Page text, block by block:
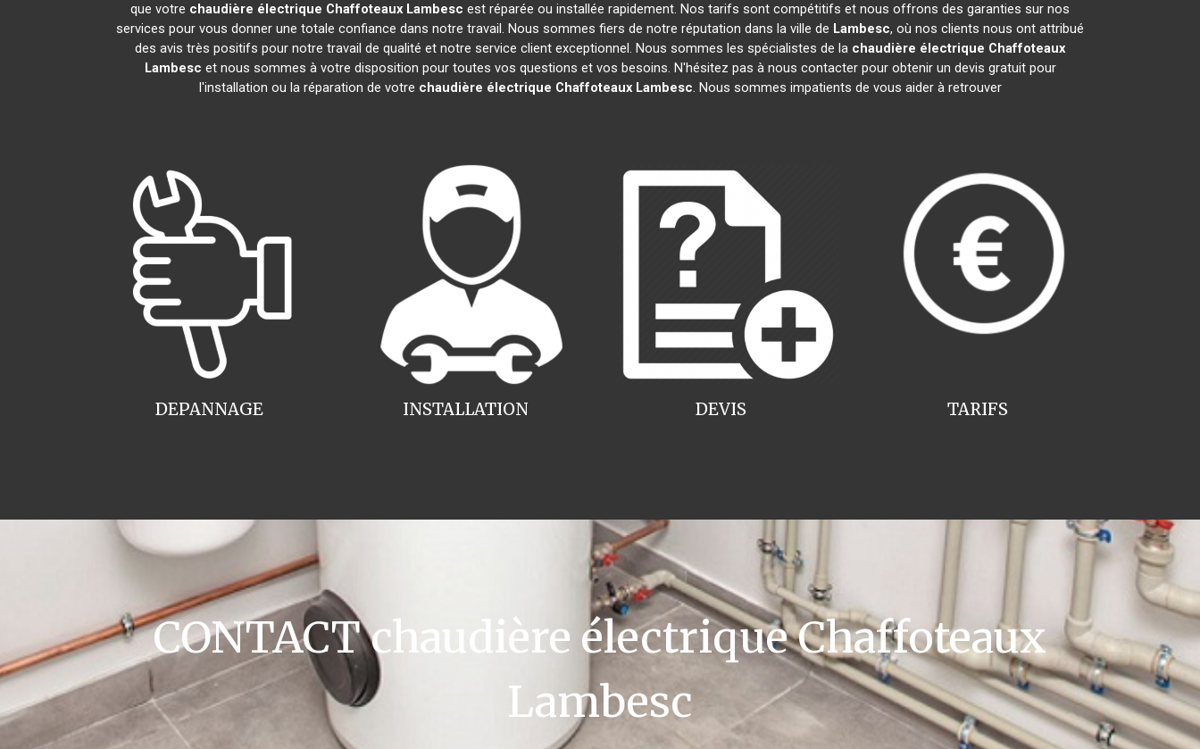
que votre chaudière électrique Chaffoteaux Lambesc est réparée ou installée rapidement. Nos tarifs sont compétitifs et nous offrons des garanties sur nos
services pour vous donner une totale confiance dans notre travail. Nous sommes fiers de notre réputation dans la ville de Lambesc, où nos clients nous ont attribué
des avis très positifs pour notre travail de qualité et notre service client exceptionnel. Nous sommes les spécialistes de la chaudière électrique Chaffoteaux
Lambesc et nous sommes à votre disposition pour toutes vos questions et vos besoins. N'hésitez pas à nous contacter pour obtenir un devis gratuit pour
l'installation ou la réparation de votre chaudière électrique Chaffoteaux Lambesc. Nous sommes impatients de vous aider à retrouver
INSTALLATION
DEPANNAGE TARIFS
DEVIS
CONTACT chaudière électrique Chaffoteaux
Lambesc